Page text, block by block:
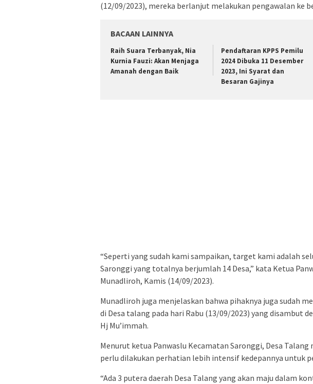
(12/09/2023), mereka berlanjut melakukan pengawalan ke
BACAAN LAINNYA
Raih Suara Terbanyak, Nia
Kurnia Fauzi: Akan Menjaga
Amanah dengan Baik
Pendaftaran KPPS Pemilu
2024 Dibuka 11 Desember
2023, Ini Syarat dan
Besaran Gajinya
“Seperti yang sudah kami sampaikan, target kami adalah
Saronggi yang totalnya berjumlah 14 Desa,” kata Ketua
Munadliroh, Kamis (14/09/2023).
Munadliroh juga menjelaskan bahwa pihaknya juga sudah
di Desa talang pada hari Rabu (13/09/2023) yang disambut
Hj Mu’immah.
Menurut ketua Panwaslu Kecamatan Saronggi, Desa Talang
perlu dilakukan perhatian lebih intensif kedepannya untuk
“Ada 3 putera daerah Desa Talang yang akan maju dalam